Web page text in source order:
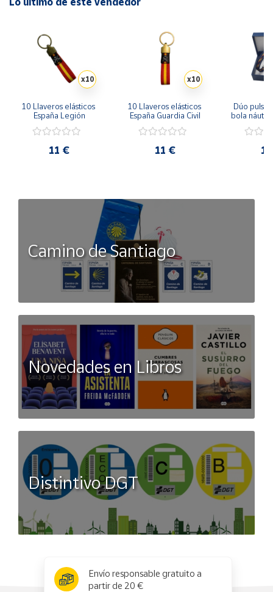
x10
10 Llaveros elásticos
España Legión
11 €
x10
10 Llaveros elásticos
España Guardia Civil
11 €
Dúo
bola
Camino de Santiago
Novedades en Libros
Distintivo DGT
Envío responsable gratuito a
partir de 20 €